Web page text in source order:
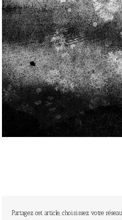
Partagez cet article, choisissez votre